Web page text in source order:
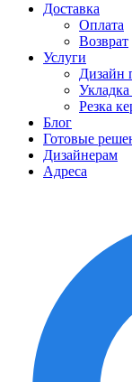
Доставка
Оплата
Возврат
Услуги
Дизайн
Резка
Блог
Готовые
Дизайнерам
Адреса